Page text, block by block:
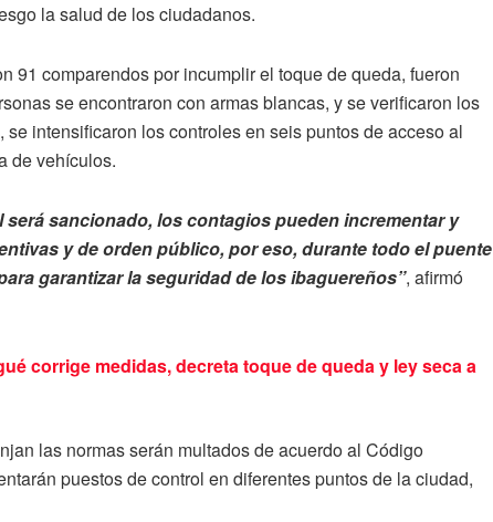
la salud de los ciudadanos.
91 comparendos por incumplir el toque de queda, fueron
se encontraron con armas blancas, y se verificaron los
intensificaron los controles en seis puntos de acceso al
de vehículos.
sancionado, los contagios pueden incrementar y
y de orden público, por eso, durante todo el puente
garantizar la seguridad de los ibaguereños”, afirmó
corrige medidas, decreta toque de queda y ley seca a
las normas serán multados de acuerdo al Código
puestos de control en diferentes puntos de la ciudad,